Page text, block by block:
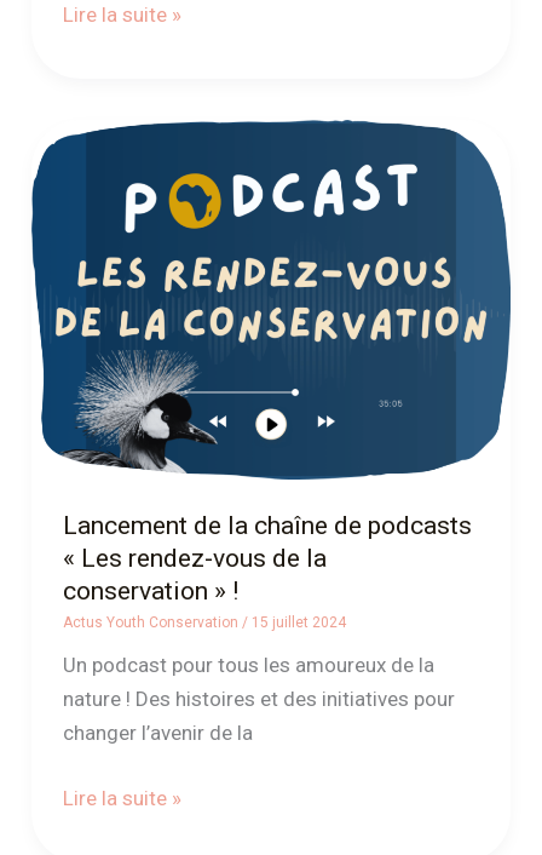
Lire la suite »
Lancement de la chaîne de podcasts
« Les rendez-vous de la
conservation » !
Actus Youth Conservation / 15 juillet 2024
Un podcast pour tous les amoureux de la
nature ! Des histoires et des initiatives pour
changer l’avenir de la
Lancement
de
podcasts
« Les
rendez-
vous
de
Lire la suite »